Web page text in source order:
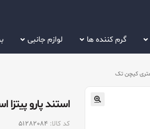
گرم کننده ها لوازم جانبی
استند پارو پیتزا استیل ۱۷۵
کد کالا: 51282084